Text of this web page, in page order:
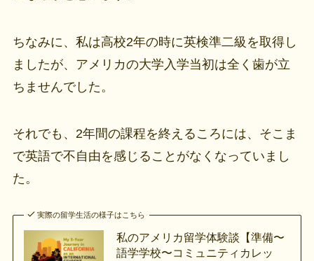
ちなみに、私は高校2年の時に英検準二級を取得し
ましたが、アメリカの大学入学当初は全く歯が立
ちませんでした。
それでも、2年間の課程を終えるころには、そこま
で英語で不自由を感じることがなくなっていまし
た。
実際の留学生活の様子はこちら
私のアメリカ留学体験談【準備〜
語学学校〜コミュニティカレッ